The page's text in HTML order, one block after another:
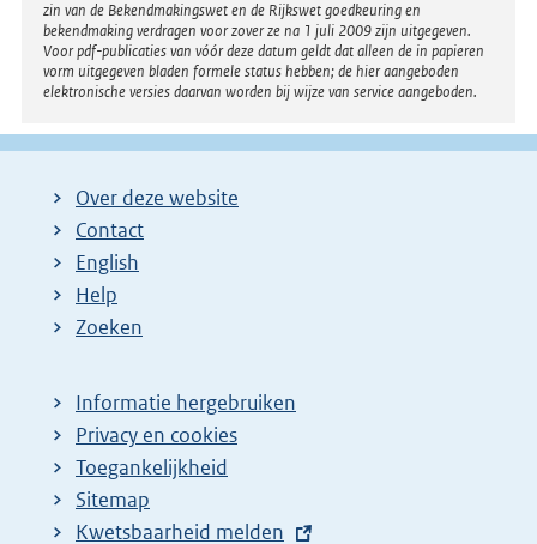
zin van de Bekendmakingswet en de Rijkswet goedkeuring en
bekendmaking verdragen voor zover ze na 1 juli 2009 zijn uitgegeven.
Voor pdf-publicaties van vóór deze datum geldt dat alleen de in papieren
vorm uitgegeven bladen formele status hebben; de hier aangeboden
elektronische versies daarvan worden bij wijze van service aangeboden.
Over deze website
Contact
English
Help
Zoeken
Informatie hergebruiken
Privacy en cookies
Toegankelijkheid
Sitemap
E
Kwetsbaarheid melden